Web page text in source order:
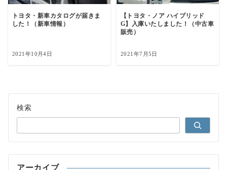
トヨタ・新車カタログが届きま
した！（新車情報）
2021年10月4日
【トヨタ・ノア ハイブリッド
G】入庫いたしました！（中古車
販売）
2021年7月5日
検索
アーカイブ